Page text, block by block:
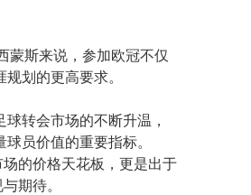
蒙斯来说，参加欧冠不仅
划的更高要求。
转会市场的不断升温，
员价值的重要指标。
的价格天花板，更是出于
期待。